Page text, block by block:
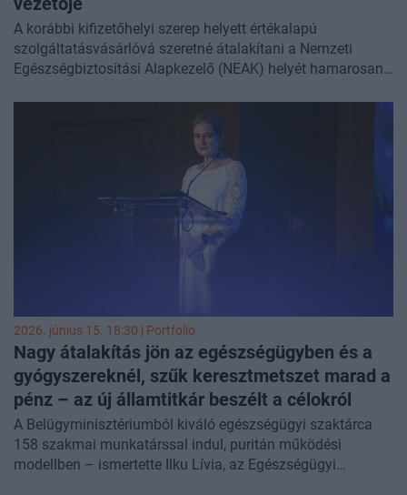
A korábbi kifizetőhelyi szerep helyett értékalapú
szolgáltatásvásárlóvá szeretné átalakítani a Nemzeti
Egészségbiztosítási Alapkezelő (NEAK) helyét hamarosan
Magyar Tudományos Akadémia (MTA) által szervezett
beszélt, ahol arra is ígéretet tett,
hogy az új OEP-ben folyamatosan elemzik majd az
adatokat (meglévő betegutakat, kimeneteket, költségeket) a
finanszírozási döntések támogatására. A korábbi évek
egészségpolitikai gyakorlatát úgy jellemezte, hogy a fontos
döntéseket jellemzően háttértanulmányok nélkül hozták
2026. június 15. 18:30 | Portfolio
Nagy átalakítás jön az egészségügyben és a
gyógyszereknél, szűk keresztmetszet marad a
pénz – az új államtitkár beszélt a célokról
A Belügyminisztériumból kiváló egészségügyi szaktárca
158 szakmai munkatárssal indul, puritán működési
modellben – ismertette Ilku Lívia, az Egészségügyi